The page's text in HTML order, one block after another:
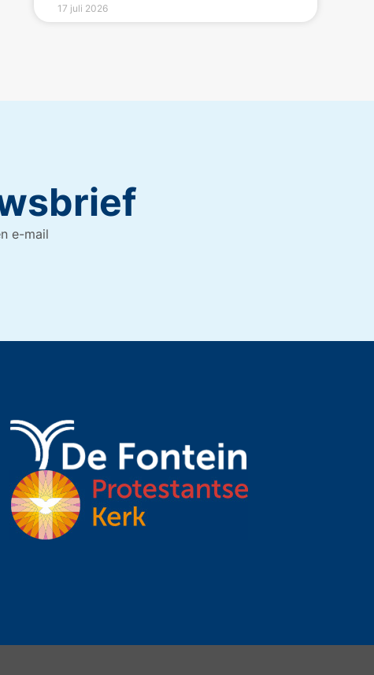
17 juli 2026
e-mail